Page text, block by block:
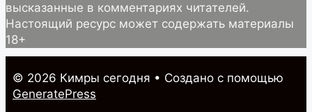
высказанные в комментариях читателей.
Настоящий ресурс может содержать материалы
18+
© 2026 Кимры cегодня • Создано с помощью
GeneratePress